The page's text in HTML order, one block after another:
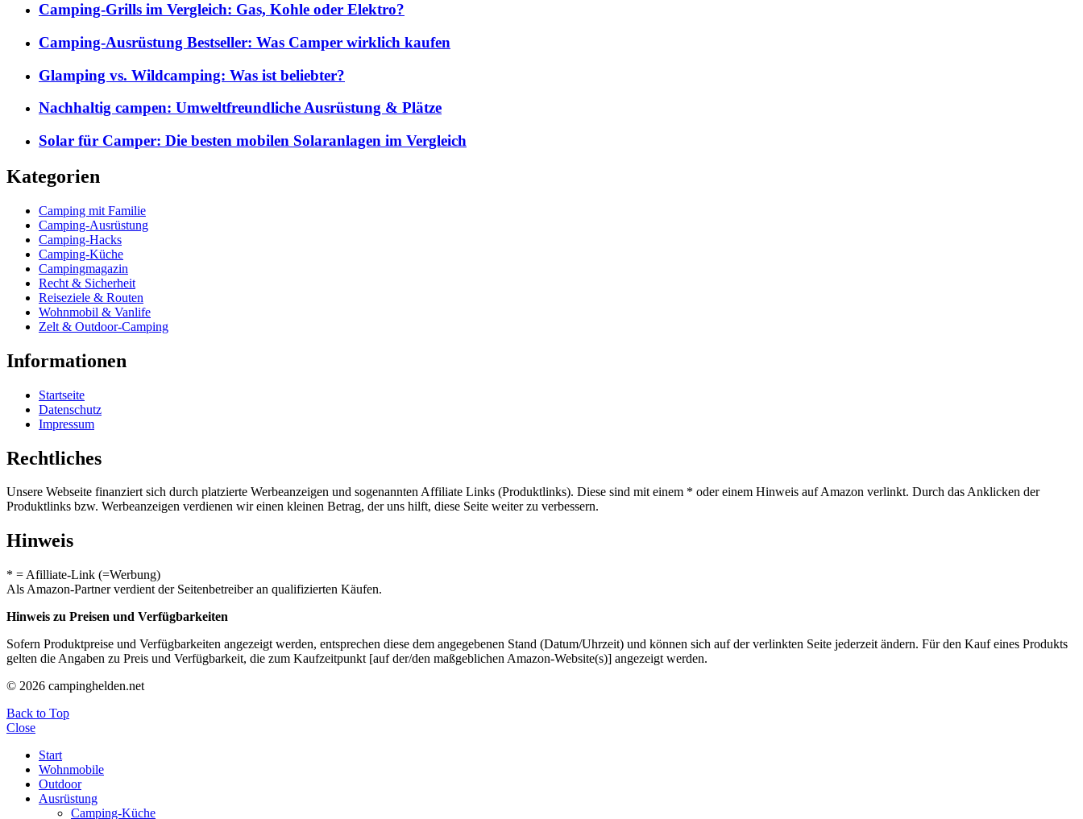
Camping-Grills im Vergleich: Gas, Kohle oder Elektro?
Camping-Ausrüstung Bestseller: Was Camper wirklich kaufen
Glamping vs. Wildcamping: Was ist beliebter?
Nachhaltig campen: Umweltfreundliche Ausrüstung & Plätze
Solar für Camper: Die besten mobilen Solaranlagen im Vergleich
Kategorien
Camping mit Familie
Camping-Ausrüstung
Camping-Hacks
Camping-Küche
Campingmagazin
Recht & Sicherheit
Reiseziele & Routen
Wohnmobil & Vanlife
Zelt & Outdoor-Camping
Informationen
Startseite
Datenschutz
Impressum
Rechtliches
Unsere Webseite finanziert sich durch platzierte Werbeanzeigen und sogenannten Affiliate Links (Produktlinks). Diese sind mit einem * oder einem Hinweis auf Amazon verlinkt. Durch das Anklicken der
Produktlinks bzw. Werbeanzeigen verdienen wir einen kleinen Betrag, der uns hilft, diese Seite weiter zu verbessern.
Hinweis
* = Afilliate-Link (=Werbung)
Als Amazon-Partner verdient der Seitenbetreiber an qualifizierten Käufen.
Hinweis zu Preisen und Verfügbarkeiten
Sofern Produktpreise und Verfügbarkeiten angezeigt werden, entsprechen diese dem angegebenen Stand (Datum/Uhrzeit) und können sich auf der verlinkten Seite jederzeit ändern. Für den Kauf eines Produkts
gelten die Angaben zu Preis und Verfügbarkeit, die zum Kaufzeitpunkt [auf der/den maßgeblichen Amazon-Website(s)] angezeigt werden.
© 2026 campinghelden.net
Back to Top
Close
Start
Wohnmobile
Outdoor
Ausrüstung
Camping-Küche